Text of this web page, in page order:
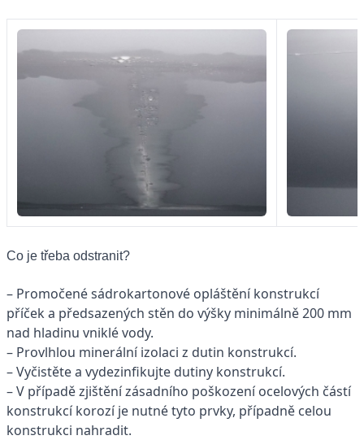
Co je třeba odstranit?
– Promočené sádrokartonové opláštění konstrukcí
příček a předsazených stěn do výšky minimálně 200 mm
nad hladinu vniklé vody.
– Provlhlou minerální izolaci z dutin konstrukcí.
– Vyčistěte a vydezinfikujte dutiny konstrukcí.
– V případě zjištění zásadního poškození ocelových částí
konstrukcí korozí je nutné tyto prvky, případně celou
konstrukci nahradit.